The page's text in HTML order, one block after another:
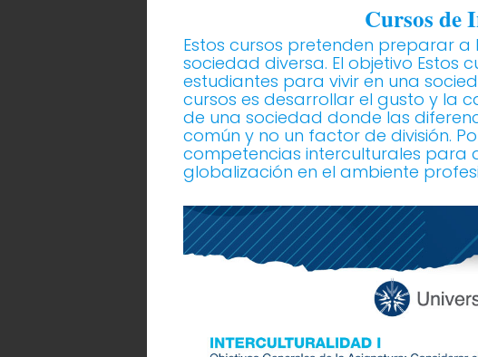
Cursos de
Estos cursos pretenden preparar a
sociedad diversa. El objetivo Estos
estudiantes para vivir en una
cursos es desarrollar el gusto y la
de una sociedad donde las
común y no un factor de división.
competencias interculturales para
globalización en el ambiente